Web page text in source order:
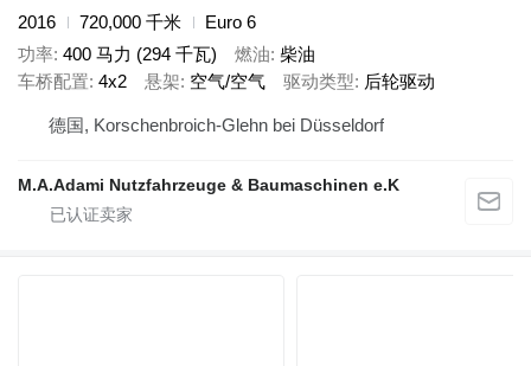
2016
720,000 千米
Euro 6
功率 400 马力 (294 千瓦) 燃油 柴油
车桥配置 4x2 悬架 空气/空气 驱动类型 后轮驱动
德国, Korschenbroich-Glehn bei Düsseldorf
M.A.Adami Nutzfahrzeuge & Baumaschinen e.K